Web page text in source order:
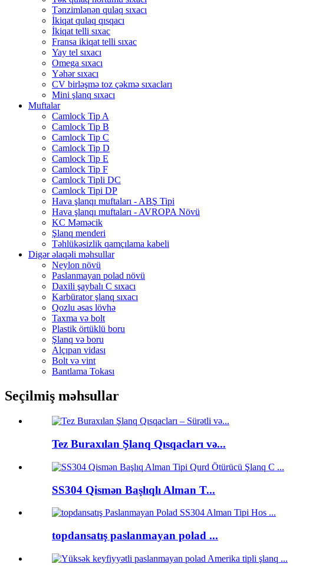
Tənzimlənən qulaq sıxacı
İkiqat qulaq qısqacı
İkiqat telli sıxac
Fransa ikiqat telli sıxac
Yay tel sıxacı
Omega sıxacı
Yəhər sıxacı
CV birləşmə toz çəkmə sıxacları
Mini şlanq sıxacı
Muftalar
Camlock Tip A
Camlock Tip B
Camlock Tip C
Camlock Tip D
Camlock Tip E
Camlock Tip F
Camlock Tipli DC
Camlock Tipi DP
Hava şlanqı muftaları - ABŞ Tipi
Hava şlanqı muftaları - AVROPA Növü
KC Məməcik
Şlanq menderi
Təhlükəsizlik qamçılama kabeli
Digər əlaqəli məhsullar
Neylon növü
Paslanmayan polad növü
Daxili şaybalı C sıxacı
Karbürator şlanq sıxacı
Qozlu əsas lövhə
Taxma və bolt
Plastik örtüklü boru
Şlanq və boru
Alçıpan vidası
Bolt və vint
Bantlama Tokası
Seçilmiş məhsullar
Tez Buraxılan Şlanq Qısqacları və...
SS304 Qismən Başlıqlı Alman T...
topdansatış paslanmayan polad ...